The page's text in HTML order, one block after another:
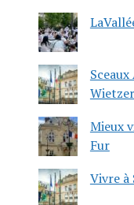
Mieux
Fur
Vivre à